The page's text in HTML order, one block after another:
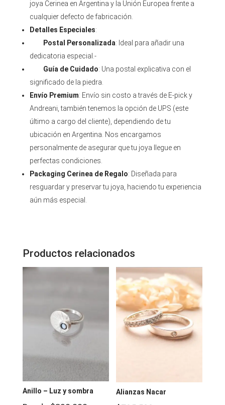
joya Cerinea en Argentina y la Unión Europea frente a
cualquier defecto de fabricación.
Detalles Especiales:
Postal Personalizada: Ideal para añadir una
dedicatoria especial.-
Guía de Cuidado: Una postal explicativa con el
significado de la piedra.
Envío Premium: Envío sin costo a través de E-pick y
Andreani, también tenemos la opción de UPS (este
último a cargo del cliente), dependiendo de tu
ubicación en Argentina. Nos encargamos
personalmente de asegurar que tu joya llegue en
perfectas condiciones.
Packaging Cerinea de Regalo: Diseñada para
resguardar y preservar tu joya, haciendo tu experiencia
aún más especial.
Productos relacionados
Anillo – Luz y sombra Alianzas Nacar